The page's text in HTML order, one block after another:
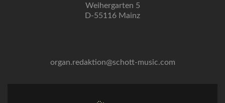
Weihergarten 5
D-55116 Mainz
organ.redaktion@schott-music.com